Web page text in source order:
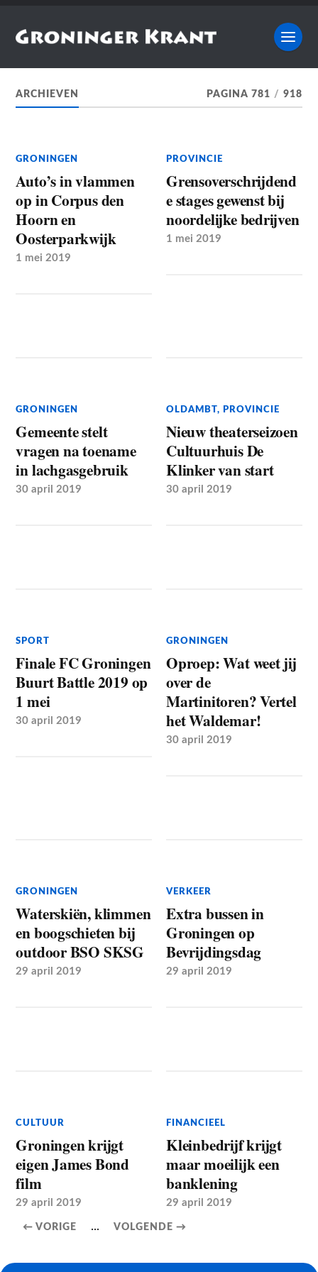
ARCHIEVEN PAGINA 781 / 918
GRONINGEN
Auto’s in vlammen
op in Corpus den
Hoorn en
Oosterparkwijk
1 mei 2019
PROVINCIE
Grensoverschrijdend
e stages gewenst bij
noordelijke bedrijven
1 mei 2019
GRONINGEN
Gemeente stelt
vragen na toename
in lachgasgebruik
30 april 2019
OLDAMBT, PROVINCIE
Nieuw theaterseizoen
Cultuurhuis De
Klinker van start
30 april 2019
SPORT
Finale FC Groningen
Buurt Battle 2019 op
1 mei
30 april 2019
GRONINGEN
Oproep: Wat weet jij
over de
Martinitoren? Vertel
het Waldemar!
30 april 2019
GRONINGEN
Waterskiën, klimmen
en boogschieten bij
outdoor BSO SKSG
29 april 2019
VERKEER
Extra bussen in
Groningen op
Bevrijdingsdag
29 april 2019
CULTUUR
Groningen krijgt
eigen James Bond
film
29 april 2019
FINANCIEEL
Kleinbedrijf krijgt
maar moeilijk een
banklening
29 april 2019
← VORIGE ... VOLGENDE →